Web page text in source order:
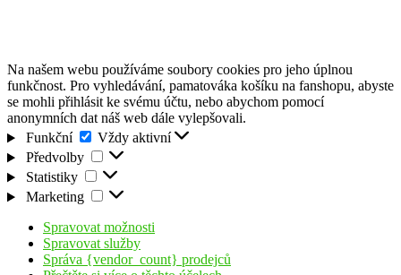
Na našem webu používáme soubory cookies pro jeho úplnou
funkčnost. Pro vyhledávání, pamatováka košíku na fanshopu, abyste
se mohli přihlásit ke svému účtu, nebo abychom pomocí
anonymních dat náš web dále vylepšovali.
Funkční
Funkční
Vždy aktivní
Předvolby
Předvolby
Statistiky
Statistiky
Marketing
Marketing
Spravovat možnosti
Spravovat služby
Správa {vendor_count} prodejců